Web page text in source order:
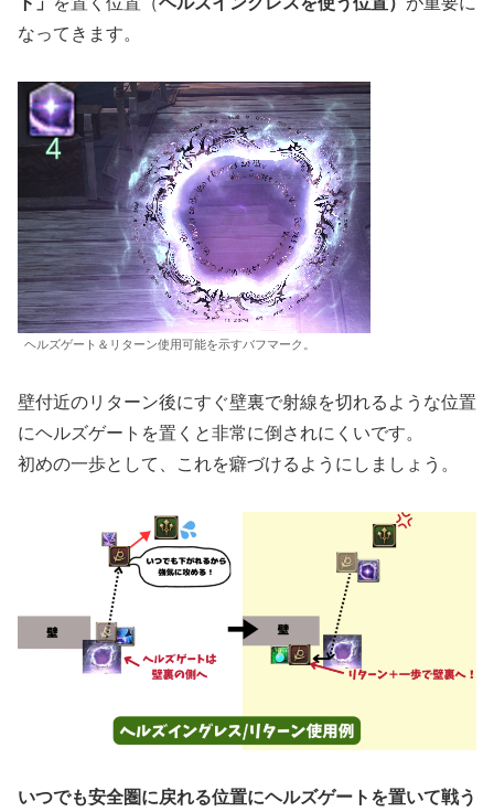
なってきます。
ヘルズゲート＆リターン使用可能を示すバフマーク。
壁付近のリターン後にすぐ壁裏で射線を切れるような位置
にヘルズゲートを置くと非常に倒されにくいです。
初めの一歩として、これを癖づけるようにしましょう。
いつでも安全圏に戻れる位置にヘルズゲートを置いて戦う